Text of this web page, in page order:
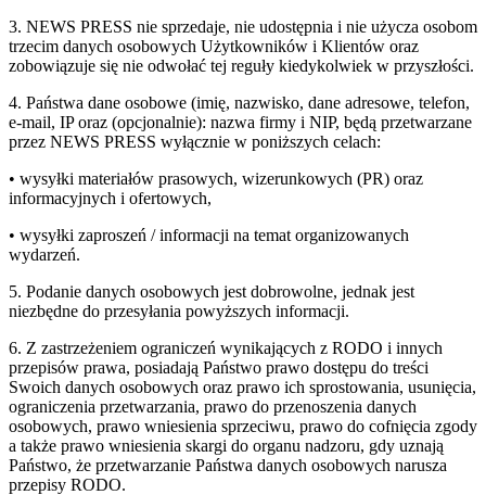
3. NEWS PRESS nie sprzedaje, nie udostępnia i nie użycza osobom
trzecim danych osobowych Użytkowników i Klientów oraz
zobowiązuje się nie odwołać tej reguły kiedykolwiek w przyszłości.
4. Państwa dane osobowe (imię, nazwisko, dane adresowe, telefon,
e-mail, IP oraz (opcjonalnie): nazwa firmy i NIP, będą przetwarzane
przez NEWS PRESS wyłącznie w poniższych celach:
• wysyłki materiałów prasowych, wizerunkowych (PR) oraz
informacyjnych i ofertowych,
• wysyłki zaproszeń / informacji na temat organizowanych
wydarzeń.
5. Podanie danych osobowych jest dobrowolne, jednak jest
niezbędne do przesyłania powyższych informacji.
6. Z zastrzeżeniem ograniczeń wynikających z RODO i innych
przepisów prawa, posiadają Państwo prawo dostępu do treści
Swoich danych osobowych oraz prawo ich sprostowania, usunięcia,
ograniczenia przetwarzania, prawo do przenoszenia danych
osobowych, prawo wniesienia sprzeciwu, prawo do cofnięcia zgody
a także prawo wniesienia skargi do organu nadzoru, gdy uznają
Państwo, że przetwarzanie Państwa danych osobowych narusza
przepisy RODO.